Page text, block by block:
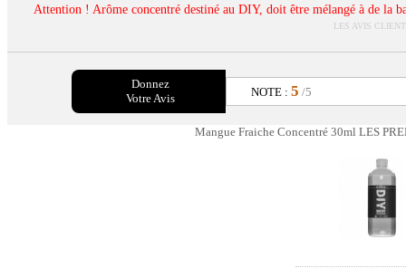
Attention ! Arôme concentré destiné au DIY, doit être mélangé à de la
LES AVIS
Donnez
Votre Avis
NOTE : 5 /5
Mangue Fraiche Concentré 30ml LES